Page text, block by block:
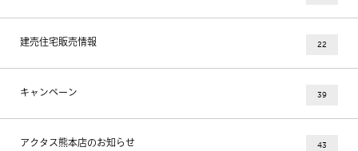
建売住宅販売情報 22
キャンペーン 39
アクタス熊本店のお知らせ 43